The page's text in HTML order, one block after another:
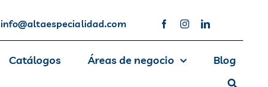
info@altaespecialidad.com
Catálogos Áreas de negocio Blog